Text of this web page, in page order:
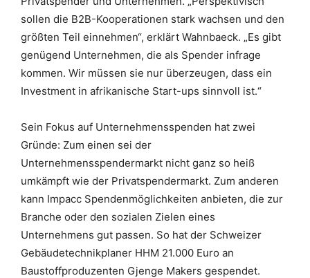
sollen die B2B-Kooperationen stark wachsen und den
größten Teil einnehmen“, erklärt Wahnbaeck. „Es gibt
genügend Unternehmen, die als Spender infrage
kommen. Wir müssen sie nur überzeugen, dass ein
Investment in afrikanische Start-ups sinnvoll ist.“
Sein Fokus auf Unternehmensspenden hat zwei
Gründe: Zum einen sei der
Unternehmensspendermarkt nicht ganz so heiß
umkämpft wie der Privatspendermarkt. Zum anderen
kann Impacc Spendenmöglichkeiten anbieten, die zur
Branche oder den sozialen Zielen eines
Unternehmens gut passen. So hat der Schweizer
Gebäudetechnikplaner HHM 21.000 Euro an
Baustoffproduzenten Gjenge Makers gespendet.